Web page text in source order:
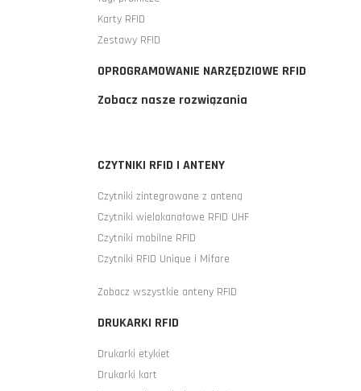
Karty RFID
Zestawy RFID
OPROGRAMOWANIE NARZĘDZIOWE RFID
Zobacz nasze rozwiązania
CZYTNIKI RFID I ANTENY
Czytniki zintegrowane z anteną
Czytniki wielokanałowe RFID UHF
Czytniki mobilne RFID
Czytniki RFID Unique i Mifare
Zobacz wszystkie anteny RFID
DRUKARKI RFID
Drukarki etykiet
Drukarki kart